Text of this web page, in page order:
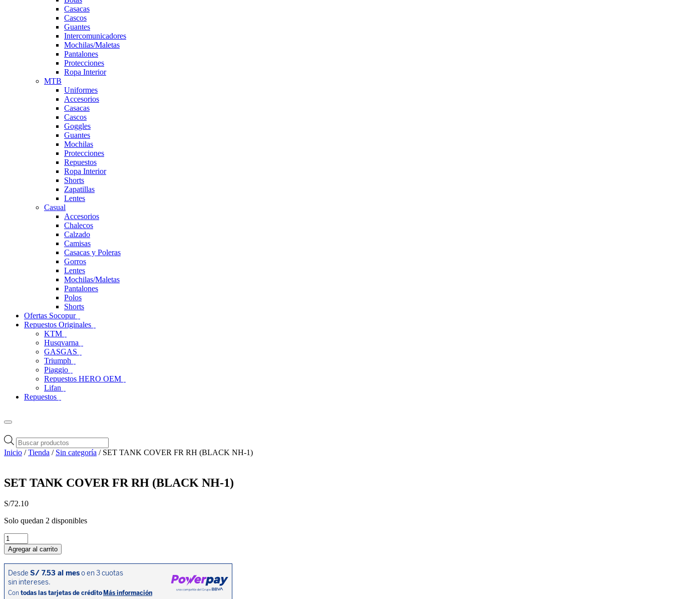
Casacas
Cascos
Guantes
Intercomunicadores
Mochilas/Maletas
Pantalones
Protecciones
Ropa Interior
MTB
Uniformes
Accesorios
Casacas
Cascos
Goggles
Guantes
Mochilas
Protecciones
Repuestos
Ropa Interior
Shorts
Zapatillas
Lentes
Casual
Accesorios
Chalecos
Calzado
Camisas
Casacas y Poleras
Gorros
Lentes
Mochilas/Maletas
Pantalones
Polos
Shorts
Ofertas Socopur
Repuestos Originales
KTM
Husqvarna
GASGAS
Triumph
Piaggio
Repuestos HERO OEM
Lifan
Repuestos
Búsqueda
de
productos
Inicio /Tienda / Sin categoría / SET TANK COVER FR RH (BLACK NH-1)
SET TANK COVER FR RH (BLACK NH-1)
S/72.10
Solo quedan 2 disponibles
SET
TANK
COVER
FR
RH
(BLACK
NH-
Agregar al carrito